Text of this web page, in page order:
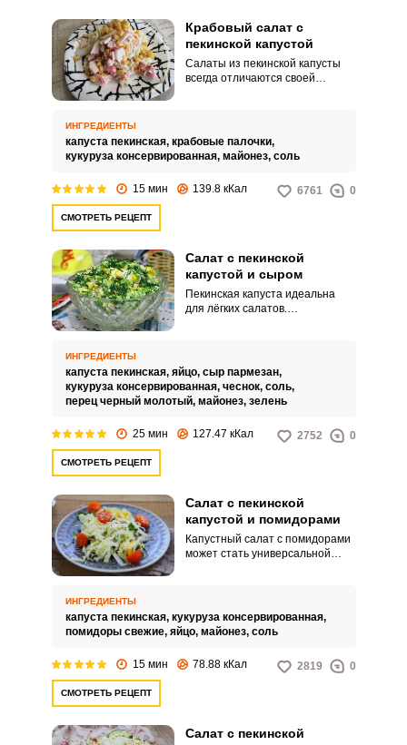
Крабовый салат с
пекинской капустой
Салаты из пекинской капусты
всегда отличаются своей
семьи, так и на званые вечера.
ИНГРЕДИЕНТЫ
капуста пекинская, крабовые палочки,
кукуруза консервированная, майонез, соль
15 мин 139.8 кКал 6761 0
СМОТРЕТЬ РЕЦЕПТ
Салат с пекинской
капустой и сыром
Пекинская капуста идеальна
для лёгких салатов.
ИНГРЕДИЕНТЫ
капуста пекинская, яйцо, сыр пармезан,
кукуруза консервированная, чеснок, соль,
перец черный молотый, майонез, зелень
25 мин 127.47 кКал 2752 0
СМОТРЕТЬ РЕЦЕПТ
Салат с пекинской
капустой и помидорами
Капустный салат с помидорами
может стать универсальной
экстренных ситуациях: обед на
скорую руку или неожиданно
заглянувшие гости.
ИНГРЕДИЕНТЫ
капуста пекинская, кукуруза консервированная,
помидоры свежие, яйцо, майонез, соль
15 мин 78.88 кКал 2819 0
СМОТРЕТЬ РЕЦЕПТ
Салат с пекинской
ВХОД НА САЙТ РЕГИСТРАЦИЯ
с помощью социальных сетей: